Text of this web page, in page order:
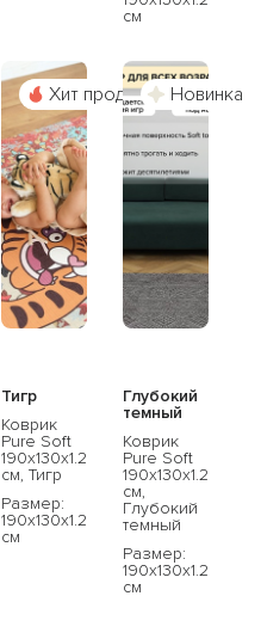
см
Хит продаж
Тигр
Коврик
Pure Soft
190x130x1.2
см, Тигр
Размер:
190x130x1.2
см
Новинка
Глубокий
темный
Коврик
Pure Soft
190x130x1.2
см,
Глубокий
темный
Размер:
190x130x1.2
см